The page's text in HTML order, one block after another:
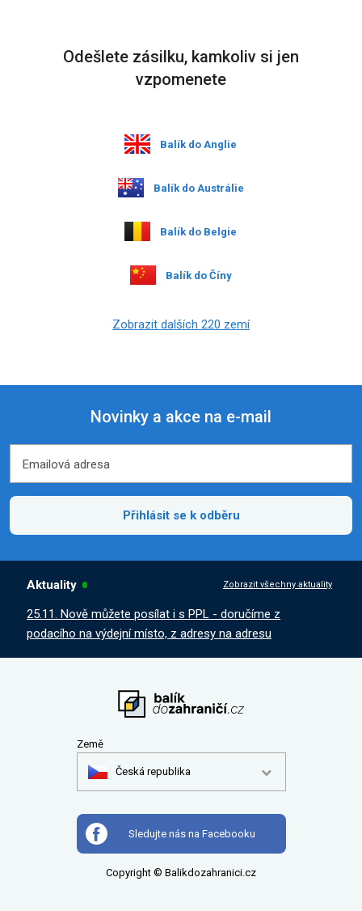
Odešlete zásilku, kamkoliv si jen
vzpomenete
Balík do Anglie
Balík do Austrálie
Balík do Belgie
Balík do Číny
Zobrazit dalších 220 zemí
Novinky a akce na e-mail
Emailová adresa
Přihlásit se k odběru
Aktuality Zobrazit všechny aktuality
25.11. Nově můžete posílat i s PPL - doručíme z
podacího na výdejní místo, z adresy na adresu
Země
Česká republika
Sledujte nás na Facebooku
Copyright © Balikdozahranici.cz